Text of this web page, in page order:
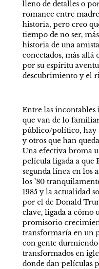
lleno de detalles o
romance entre
historia, pero creo
tiempo de no ser,
historia de una
conectados, más allá
por su espíritu
descubrimiento y el
Entre las incontables
que van de lo
público/político, hay
y otros que han
Una efectiva broma
película ligada a que
segunda línea en los
los ’80
1985 y la actualidad
por el de Donald
clave, ligada a cómo
promisorio
transformaría en un
con gente
transformados en
donde dan películas